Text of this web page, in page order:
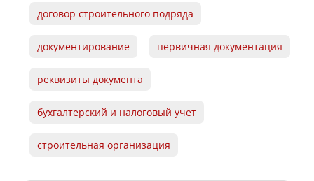
договор строительного подряда
документирование первичная документация
реквизиты документа
бухгалтерский и налоговый учет
строительная организация